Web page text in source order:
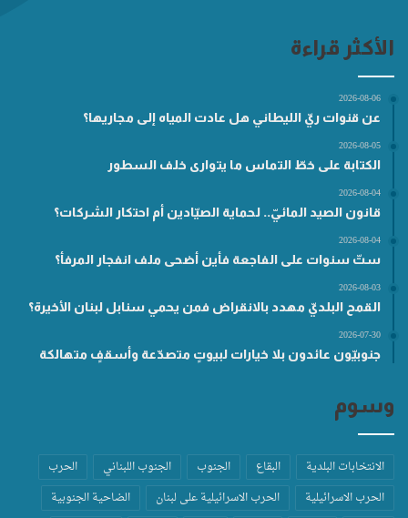
الأكثر قراءة
2026-08-06
عن قنوات ريّ الليطاني هل عادت المياه إلى مجاريها؟
2026-08-05
الكتابة على خطّ التماس ما يتوارى خلف السطور
2026-08-04
قانون الصيد المائيّ.. لحماية الصيّادين أم احتكار الشركات؟
2026-08-04
ستّ سنوات على الفاجعة فأين أضحى ملف انفجار المرفأ؟
2026-08-03
القمح البلديّ مهدد بالانقراض فمن يحمي سنابل لبنان الأخيرة؟
2026-07-30
جنوبيّون عائدون بلا خيارات لبيوتٍ متصدّعة وأسقفٍ متهالكة
وسوم
الانتخابات البلدية البقاع الجنوب الجنوب اللبناني
الحرب
الحرب الاسرائيلية
الحرب الاسرائيلية على لبنان
الضاحية الجنوبية